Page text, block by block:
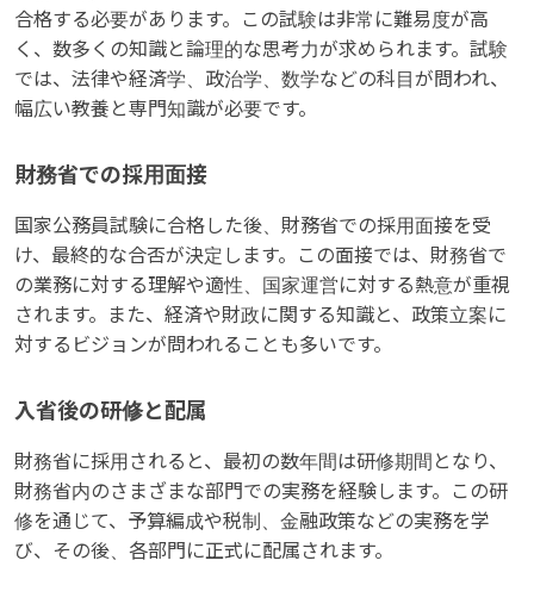
合格する必要があります。この試験は非常に難易度が高
く、数多くの知識と論理的な思考力が求められます。試験
では、法律や経済学、政治学、数学などの科目が問われ、
幅広い教養と専門知識が必要です。
財務省での採用面接
国家公務員試験に合格した後、財務省での採用面接を受
け、最終的な合否が決定します。この面接では、財務省で
の業務に対する理解や適性、国家運営に対する熱意が重視
されます。また、経済や財政に関する知識と、政策立案に
対するビジョンが問われることも多いです。
入省後の研修と配属
財務省に採用されると、最初の数年間は研修期間となり、
財務省内のさまざまな部門での実務を経験します。この研
修を通じて、予算編成や税制、金融政策などの実務を学
び、その後、各部門に正式に配属されます。